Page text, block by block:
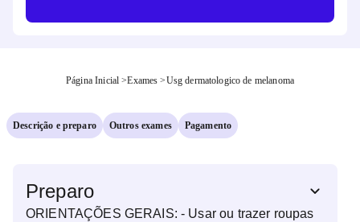
Página Inicial >Exames >Usg dermatologico de melanoma
Descrição e preparo Outros exames Pagamento
Preparo
ORIENTAÇÕES GERAIS: - Usar ou trazer roupas